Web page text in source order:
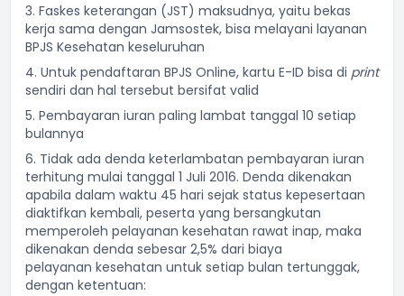
3. Faskes keterangan (JST) maksudnya, yaitu bekas
kerja sama dengan Jamsostek, bisa melayani layanan
BPJS Kesehatan keseluruhan
4. Untuk pendaftaran BPJS Online, kartu E-ID bisa di print
sendiri dan hal tersebut bersifat valid
5. Pembayaran iuran paling lambat tanggal 10 setiap
bulannya
6. Tidak ada denda keterlambatan pembayaran iuran
terhitung mulai tanggal 1 Juli 2016. Denda dikenakan
apabila dalam waktu 45 hari sejak status kepesertaan
diaktifkan kembali, peserta yang bersangkutan
memperoleh pelayanan kesehatan rawat inap, maka
dikenakan denda sebesar 2,5% dari biaya
pelayanan kesehatan untuk setiap bulan tertunggak,
dengan ketentuan: